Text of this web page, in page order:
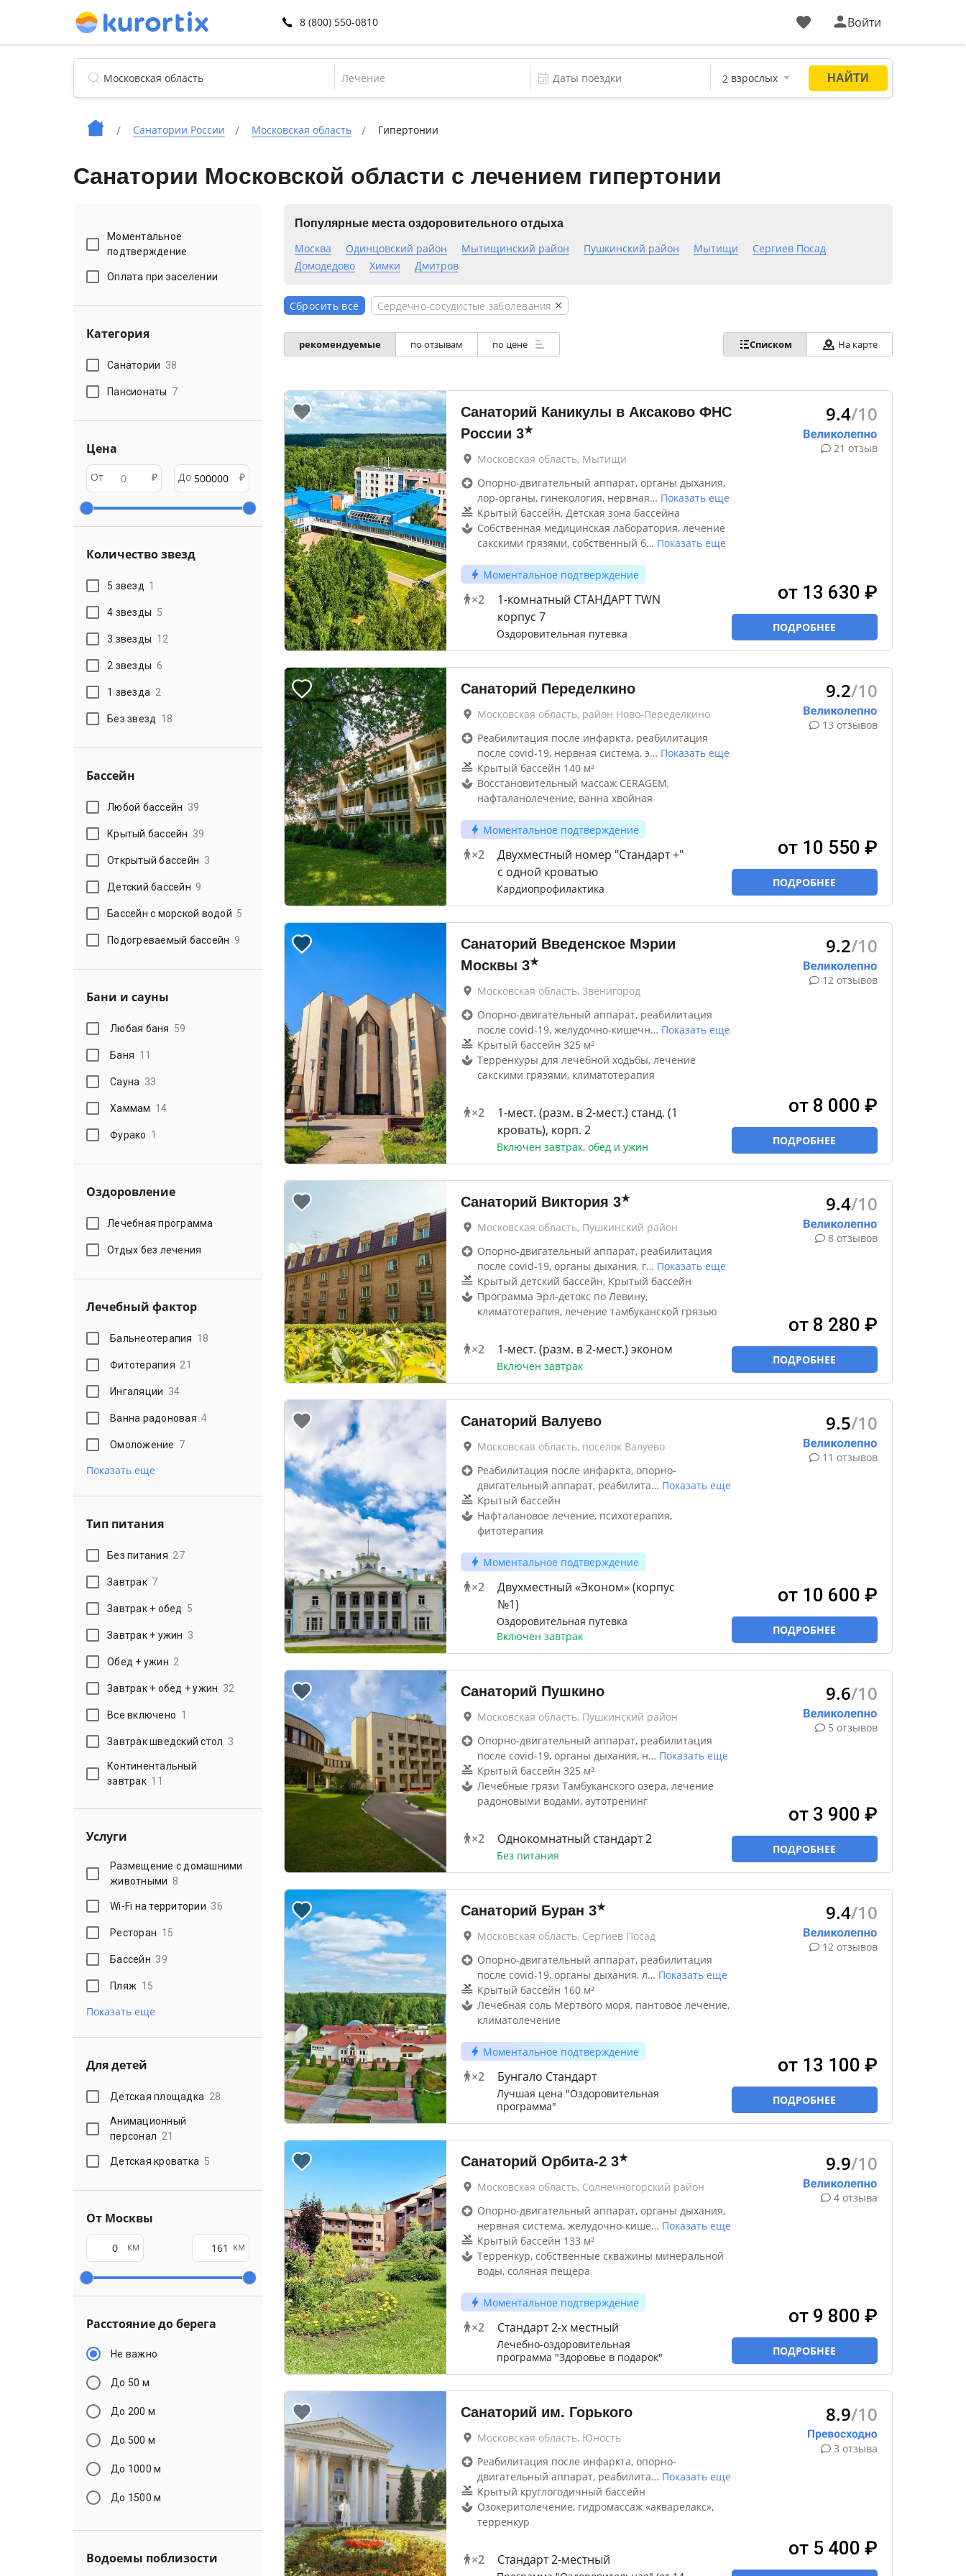
8 (800) 550-0810 Войти
Лечение
Санатории России Московская область Гипертонии
Санатории Московской области с лечением гипертонии
Моментальное
подтверждение
Оплата при заселении
Категория
Санатории 38
Пансионаты 7
Цена
От ₽ До ₽
Количество звезд
5 звезд 1
4 звезды 5
3 звезды 12
2 звезды 6
1 звезда 2
Без звезд 18
Бассейн
Любой бассейн 39
Крытый бассейн 39
Открытый бассейн 3
Детский бассейн 9
Бассейн с морской водой 5
Подогреваемый бассейн 9
Бани и сауны
Любая баня 59
Баня 11
Сауна 33
Хаммам 14
Фурако 1
Оздоровление
Лечебная программа
Отдых без лечения
Лечебный фактор
Бальнеотерапия 18
Фитотерапия 21
Ингаляции 34
Ванна радоновая 4
Омоложение 7
Показать еще
Тип питания
Без питания 27
Завтрак 7
Завтрак + обед 5
Завтрак + ужин 3
Обед + ужин 2
Завтрак + обед + ужин 32
Все включено 1
Завтрак шведский стол 3
Континентальный
завтрак 11
Услуги
Размещение с домашними
животными 8
Wi-Fi на территории 36
Ресторан 15
Бассейн 39
Пляж 15
Показать еще
Для детей
Детская площадка 28
Анимационный
персонал 21
Детская кроватка 5
От Москвы
км км
Расстояние до берега
Не важно
До 50 м
До 200 м
До 500 м
До 1000 м
До 1500 м
Водоемы поблизости
Популярные места оздоровительного отдыха
Москва Одинцовский район Мытищинский район Пушкинский район Мытищи
Сергиев Посад
Домодедово
Химки Дмитров
Сбросить всё Сердечно-сосудистые заболевания
рекомендуемые по отзывам по цене Списком На карте
Санаторий Каникулы в Аксаково ФНС
России 3★
Московская область, Мытищи
Опорно-двигательный аппарат, органы дыхания,
лор-органы, гинекология, нервная… Показать еще
Крытый бассейн, Детская зона бассейна
Собственная медицинская лаборатория, лечение
сакскими грязями, собственный б… Показать еще
Моментальное подтверждение
×2
1-комнатный СТАНДАРТ TWN
корпус 7
Оздоровительная путевка
9.4/10
21 отзыв
от 13 630 ₽
ПОДРОБНЕЕ
Санаторий Переделкино
Московская область, район Ново-Переделкино
Реабилитация после инфаркта, реабилитация
после covid-19, нервная система, э… Показать еще
Крытый бассейн 140 м²
Восстановительный массаж CERAGEM,
нафталанолечение, ванна хвойная
Моментальное подтверждение
×2
Двухместный номер "Стандарт +"
с одной кроватью
Кардиопрофилактика
9.2/10
13 отзывов
от 10 550 ₽
ПОДРОБНЕЕ
Санаторий Введенское Мэрии
Москвы 3★
Московская область, Звенигород
Опорно-двигательный аппарат, реабилитация
после covid-19, желудочно-кишечн… Показать еще
Крытый бассейн 325 м²
Терренкуры для лечебной ходьбы, лечение
сакскими грязями, климатотерапия
×2
1-мест. (разм. в 2-мест.) станд. (1
кровать), корп. 2
Включен завтрак, обед и ужин
9.2/10
12 отзывов
от 8 000 ₽
ПОДРОБНЕЕ
Санаторий Виктория 3★
Московская область, Пушкинский район
Опорно-двигательный аппарат, реабилитация
после covid-19, органы дыхания, г… Показать еще
Крытый детский бассейн, Крытый бассейн
Программа Эрл-детокс по Левину,
климатотерапия, лечение тамбуканской грязью
×2 1-мест. (разм. в 2-мест.) эконом
Включен завтрак
9.4/10
8 отзывов
от 8 280 ₽
ПОДРОБНЕЕ
Санаторий Валуево
Московская область, поселок Валуево
Реабилитация после инфаркта, опорно-
двигательный аппарат, реабилита… Показать еще
Крытый бассейн
Нафталановое лечение, психотерапия,
фитотерапия
Моментальное подтверждение
×2
Двухместный «Эконом» (корпус
№1)
Оздоровительная путевка
Включен завтрак
9.5/10
11 отзывов
от 10 600 ₽
ПОДРОБНЕЕ
Санаторий Пушкино
Московская область, Пушкинский район
Опорно-двигательный аппарат, реабилитация
после covid-19, органы дыхания, н… Показать еще
Крытый бассейн 325 м²
Лечебные грязи Тамбуканского озера, лечение
радоновыми водами, аутотренинг
×2 Однокомнатный стандарт 2
Без питания
9.6/10
5 отзывов
от 3 900 ₽
ПОДРОБНЕЕ
Санаторий Буран 3★
Московская область, Сергиев Посад
Опорно-двигательный аппарат, реабилитация
после covid-19, органы дыхания, л… Показать еще
Крытый бассейн 160 м²
Лечебная соль Мертвого моря, пантовое лечение,
климатолечение
Моментальное подтверждение
×2 Бунгало Стандарт
Лучшая цена "Оздоровительная
программа"
9.4/10
12 отзывов
от 13 100 ₽
ПОДРОБНЕЕ
Санаторий Орбита-2 3★
Московская область, Солнечногорский район
Опорно-двигательный аппарат, органы дыхания,
нервная система, желудочно-кише… Показать еще
Крытый бассейн 133 м²
Терренкур, собственные скважины минеральной
воды, соляная пещера
Моментальное подтверждение
×2 Стандарт 2-х местный
Лечебно-оздоровительная
программа "Здоровье в подарок"
9.9/10
4 отзыва
от 9 800 ₽
ПОДРОБНЕЕ
Санаторий им. Горького
Московская область, Юность
Реабилитация после инфаркта, опорно-
двигательный аппарат, реабилита… Показать еще
Крытый круглогодичный бассейн
Озокеритолечение, гидромассаж «акварелакс»,
терренкур
×2 Стандарт 2-местный
8.9/10
3 отзыва
от 5 400 ₽